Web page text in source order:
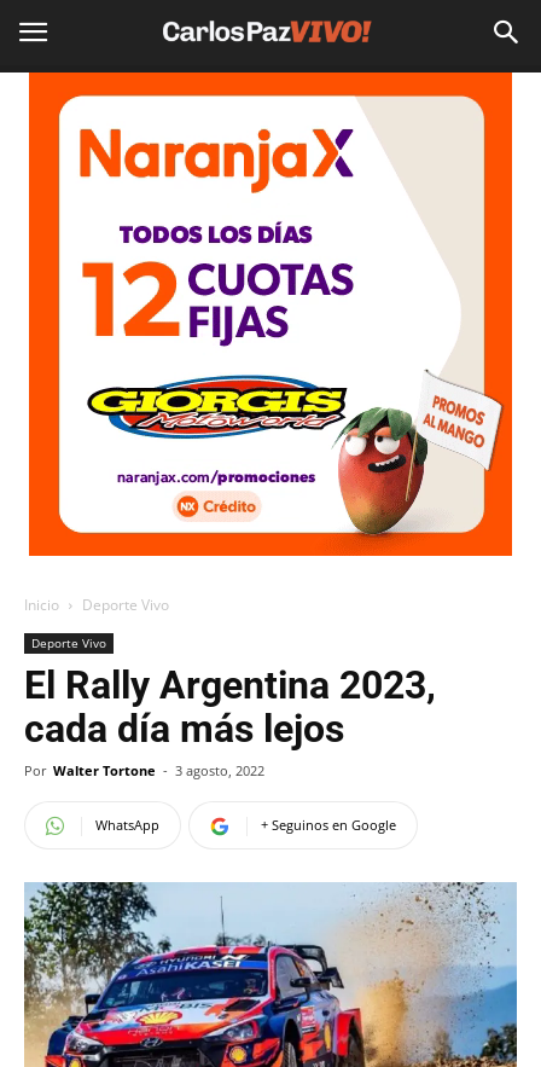
Inicio Deporte Vivo
Deporte Vivo
El Rally Argentina 2023,
cada día más lejos
Por Walter Tortone - 3 agosto, 2022
WhatsApp + Seguinos en Google